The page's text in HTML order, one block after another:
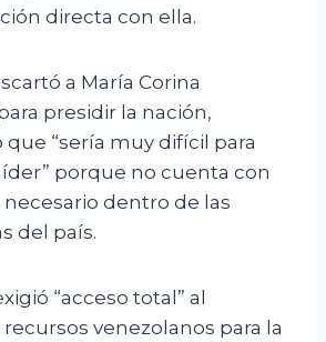
directa con ella.
a María Corina
presidir la nación,
“sería muy difícil para
porque no cuenta con
dentro de las
del país.
“acceso total” al
venezolanos para la